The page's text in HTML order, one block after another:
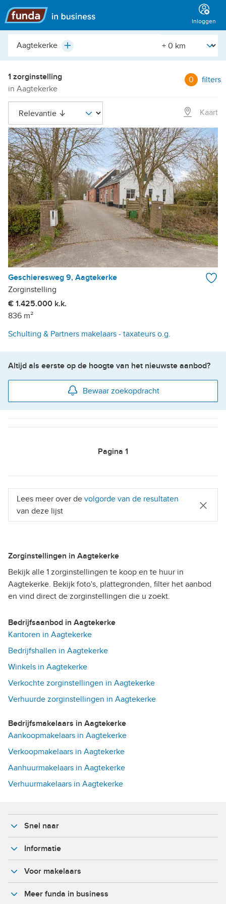
Hoofdmenu
Inloggen
Plaats,
buurt,
etc.
Plus [Straal]
1 zorginstelling
in Aagtekerke
0 filters
Kaart
Geschieresweg 9, Aagtekerke
Zorginstelling
€ 1.425.000 k.k.
836 m²
Schulting & Partners makelaars - taxateurs o.g.
Altijd als eerste op de hoogte van het nieuwste aanbod?
Bewaar zoekopdracht
Pagina 1
Lees meer over de volgorde van de resultaten
van deze lijst
Zorginstellingen in Aagtekerke
Bekijk alle 1 zorginstellingen te koop en te huur in
Aagtekerke. Bekijk foto's, plattegronden, filter het aanbod
en vind direct de zorginstellingen die u zoekt.
Bedrijfsaanbod in Aagtekerke
Kantoren in Aagtekerke
Bedrijfshallen in Aagtekerke
Winkels in Aagtekerke
Verkochte zorginstellingen in Aagtekerke
Verhuurde zorginstellingen in Aagtekerke
Bedrijfsmakelaars in Aagtekerke
Aankoopmakelaars in Aagtekerke
Verkoopmakelaars in Aagtekerke
Aanhuurmakelaars in Aagtekerke
Verhuurmakelaars in Aagtekerke
Snel naar
Informatie
Voor makelaars
Meer funda in business